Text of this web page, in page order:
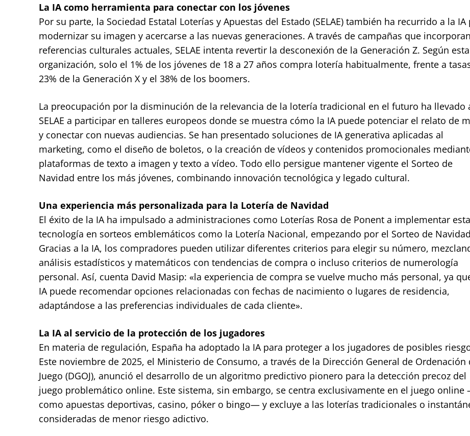
La IA como herramienta para conectar con los jóvenes
Por su parte, la Sociedad Estatal Loterías y Apuestas del Estado (SELAE) también ha recurrido a la IA
modernizar su imagen y acercarse a las nuevas generaciones. A través de campañas que incorporan
referencias culturales actuales, SELAE intenta revertir la desconexión de la Generación Z. Según esta
organización, solo el 1% de los jóvenes de 18 a 27 años compra lotería habitualmente, frente a
23% de la Generación X y el 38% de los boomers.
La preocupación por la disminución de la relevancia de la lotería tradicional en el futuro ha llevado
SELAE a participar en talleres europeos donde se muestra cómo la IA puede potenciar el relato de
y conectar con nuevas audiencias. Se han presentado soluciones de IA generativa aplicadas al
marketing, como el diseño de boletos, o la creación de vídeos y contenidos promocionales
plataformas de texto a imagen y texto a vídeo. Todo ello persigue mantener vigente el Sorteo de
Navidad entre los más jóvenes, combinando innovación tecnológica y legado cultural.
Una experiencia más personalizada para la Lotería de Navidad
El éxito de la IA ha impulsado a administraciones como Loterías Rosa de Ponent a implementar esta
tecnología en sorteos emblemáticos como la Lotería Nacional, empezando por el Sorteo de
Gracias a la IA, los compradores pueden utilizar diferentes criterios para elegir su número,
análisis estadísticos y matemáticos con tendencias de compra o incluso criterios de numerología
personal. Así, cuenta David Masip: «la experiencia de compra se vuelve mucho más personal, ya
IA puede recomendar opciones relacionadas con fechas de nacimiento o lugares de residencia,
adaptándose a las preferencias individuales de cada cliente».
La IA al servicio de la protección de los jugadores
En materia de regulación, España ha adoptado la IA para proteger a los jugadores de posibles
Este noviembre de 2025, el Ministerio de Consumo, a través de la Dirección General de Ordenación
Juego (DGOJ), anunció el desarrollo de un algoritmo predictivo pionero para la detección precoz del
juego problemático online. Este sistema, sin embargo, se centra exclusivamente en el juego
como apuestas deportivas, casino, póker o bingo— y excluye a las loterías tradicionales o
consideradas de menor riesgo adictivo.